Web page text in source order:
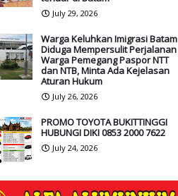
July 29, 2026
Warga Keluhkan Imigrasi Batam
Diduga Mempersulit Perjalanan
Warga Pemegang Paspor NTT
dan NTB, Minta Ada Kejelasan
Aturan Hukum
July 26, 2026
PROMO TOYOTA BUKITTINGGI
HUBUNGI DIKI 0853 2000 7622
July 24, 2026